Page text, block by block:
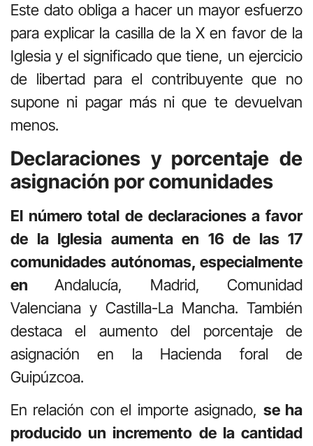
Este dato obliga a hacer un mayor esfuerzo
para explicar la casilla de la X en favor de la
Iglesia y el significado que tiene, un ejercicio
de libertad para el contribuyente que no
supone ni pagar más ni que te devuelvan
menos.
Declaraciones y porcentaje de
asignación por comunidades
El número total de declaraciones a favor
de la Iglesia aumenta en 16 de las 17
comunidades autónomas, especialmente
enAndalucía, Madrid, Comunidad
Valenciana y Castilla-La Mancha. También
destaca el aumento del porcentaje de
asignación en la Hacienda foral de
Guipúzcoa.
En relación con el importe asignado, se ha
producido un incremento de la cantidad